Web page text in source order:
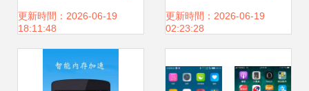
給他們!
更新時間：2026-06-19
18:11:48
問題解決指南
更新時間：2026-06-19
02:23:28